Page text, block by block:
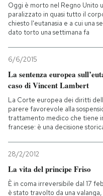
Entra
Oggi è morto nel Regno Unito
paralizzato in quasi tutto il
chiesto l'eutanasia e a cui una
dato torto una settimana fa
6/6/2015
La sentenza europea
caso di Vincent Lambert
La Corte europea dei diritti
parere favorevole alla
trattamento medico che tiene
francese: è una decisione
28/2/2012
La vita del principe Friso
È in coma irreversibile dal 17
è stato travolto da una valanga,